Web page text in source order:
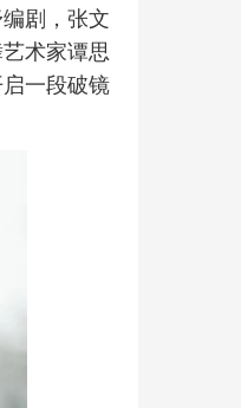
剧，张文
术家谭思
一段破镜